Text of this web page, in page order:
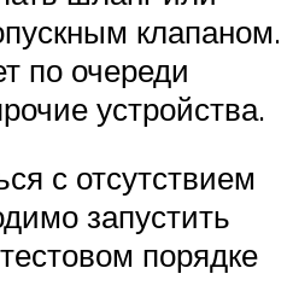
клапаном.
по очереди
устройства.
с отсутствием
запустить
порядке